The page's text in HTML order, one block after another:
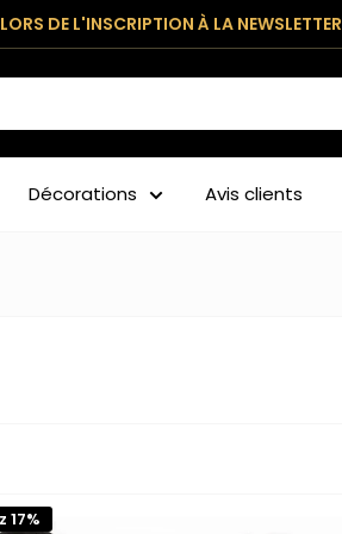
DE L'INSCRIPTION À LA NEWSLETTER
Décorations Avis clients
17%